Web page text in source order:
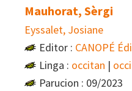
Mauhorat, Sèrgi
Eyssalet, Josiane
Editor : CANOPÉ
Linga : occitan |
Parucion : 09/2023